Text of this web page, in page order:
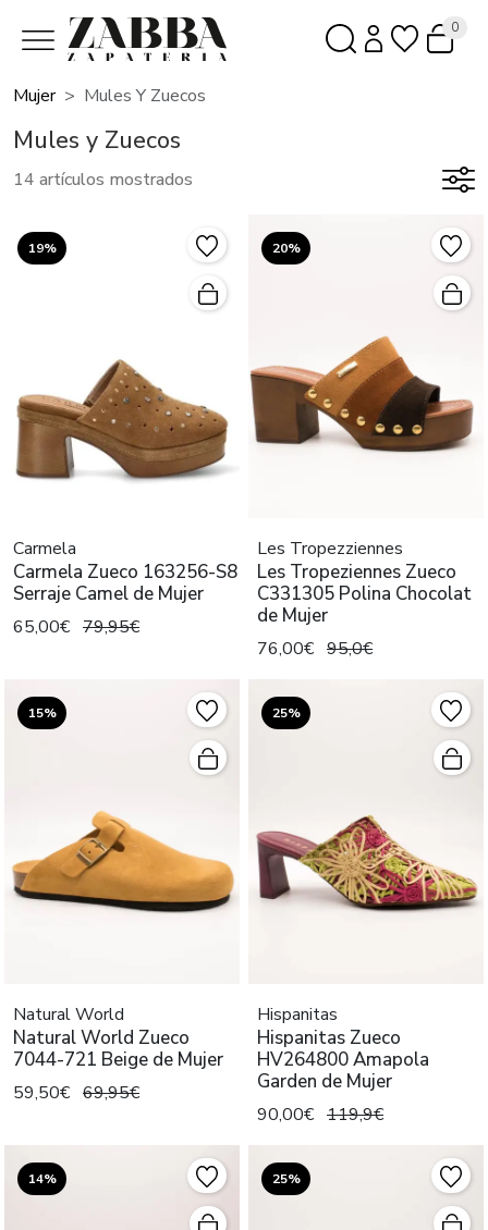
0
Mujer Mules Y Zuecos
Mules y Zuecos
14 artículos mostrados
19%
Carmela
Carmela Zueco 163256-S8
Serraje Camel de Mujer
65,00€ 79,95€
20%
Les Tropezziennes
Les Tropeziennes Zueco
C331305 Polina Chocolat
de Mujer
76,00€ 95,0€
15%
Natural World
Natural World Zueco
7044-721 Beige de Mujer
59,50€ 69,95€
25%
Hispanitas
Hispanitas Zueco
HV264800 Amapola
Garden de Mujer
90,00€ 119,9€
14% 25%